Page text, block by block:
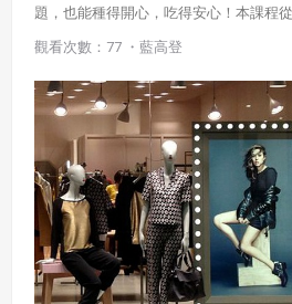
題，也能種得開心，吃得安心！本課程
魚菜共生的原理，最後介紹食物產銷履歷
觀看次數：77 ・ 藍高登